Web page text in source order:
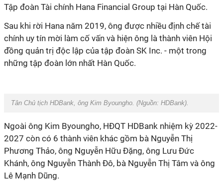
Tập đoàn Tài chính Hana Financial Group tại Hàn Quốc.
Sau khi rời Hana năm 2019, ông được nhiều định chế tài
chính uy tín mời làm cố vấn và hiện ông là thành viên Hội
đồng quản trị độc lập của tập đoàn SK Inc. - một trong
những tập đoàn lớn nhất Hàn Quốc.
Tân Chủ tịch HDBank, ông Kim Byoungho. (Nguồn: HDBank).
Ngoài ông Kim Byoungho, HĐQT HDBank nhiệm kỳ 2022-
2027 còn có 6 thành viên khác gồm bà Nguyễn Thị
Phương Thảo, ông Nguyễn Hữu Đặng, ông Lưu Đức
Khánh, ông Nguyễn Thành Đô, bà Nguyễn Thị Tâm và ông
Lê Mạnh Dũng.